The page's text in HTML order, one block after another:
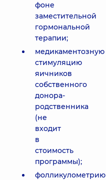
фоне
заместительной
гормональной
терапии;
медикаментозную
стимуляцию
яичников
собственного
донора-
родственника
(не
входит
в
стоимость
программы);
фолликулометрию